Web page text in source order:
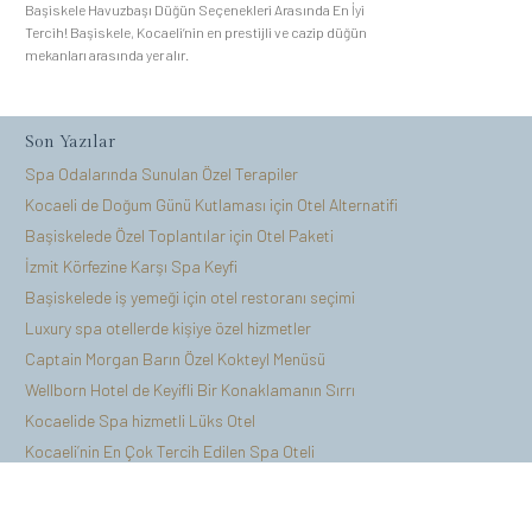
Başiskele Havuzbaşı Düğün Seçenekleri Arasında En İyi
Tercih! Başiskele, Kocaeli’nin en prestijli ve cazip düğün
mekanları arasında yer alır.
Son Yazılar
Spa Odalarında Sunulan Özel Terapiler
Kocaeli de Doğum Günü Kutlaması için Otel Alternatifi
Başiskelede Özel Toplantılar için Otel Paketi
İzmit Körfezine Karşı Spa Keyfi
Başiskelede iş yemeği için otel restoranı seçimi
Luxury spa otellerde kişiye özel hizmetler
Captain Morgan Barın Özel Kokteyl Menüsü
Wellborn Hotel de Keyifli Bir Konaklamanın Sırrı
Kocaelide Spa hizmetli Lüks Otel
Kocaeli’nin En Çok Tercih Edilen Spa Oteli